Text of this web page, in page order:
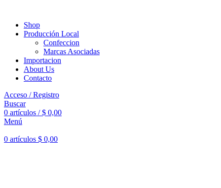
Shop
Producción Local
Confeccion
Marcas Asociadas
Importacion
About Us
Contacto
Acceso / Registro
Buscar
0 artículos / $ 0,00
Menú
0 artículos $ 0,00